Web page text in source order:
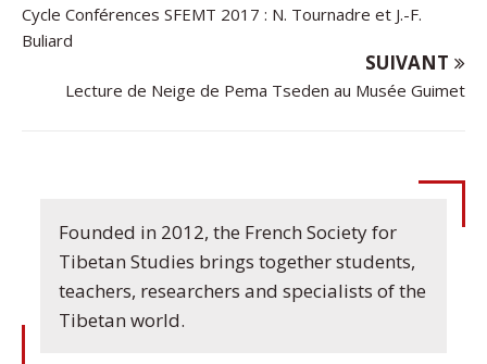
Cycle Conférences SFEMT 2017 : N. Tournadre et J.-F.
Buliard
SUIVANT
Lecture de Neige de Pema Tseden au Musée Guimet
Founded in 2012, the French Society for
Tibetan Studies brings together students,
teachers, researchers and specialists of the
Tibetan world.